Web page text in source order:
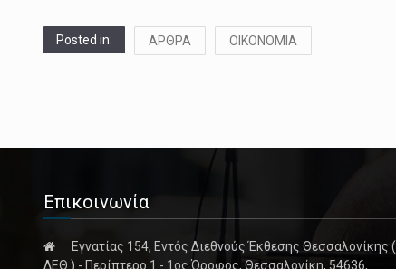
Posted in: ΑΡΘΡΑ ΟΙΚΟΝΟΜΙΑ
Επικοινωνία
Εγνατίας 154, Εντός Διεθνούς Έκθεσης Θεσσαλονίκης (
ΔΕΘ ) - Περίπτερο 1 - 1ος Όροφος, Θεσσαλονίκη, 54636,